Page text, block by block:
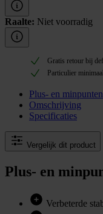
Raalte: Niet voorradig
Gratis retour bij
Particulier
Plus- en minpunten
Omschrijving
Specificaties
Vergelijk dit product
Plus- en
Verbeterde